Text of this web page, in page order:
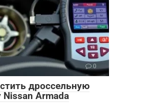
0
дроссельную
Nissan Armada